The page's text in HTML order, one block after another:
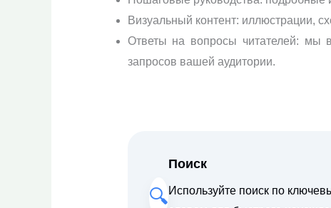
Визуальный контент: иллюстрации,
Ответы на вопросы читателей: мы
запросов вашей аудитории.
🔍
Поиск
Используйте поиск по